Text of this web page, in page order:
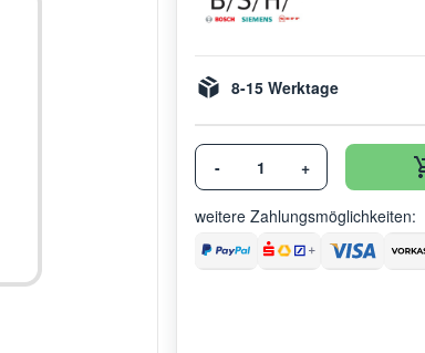
8-15 Werktage
- +
weitere Zahlungsmöglichkeiten: